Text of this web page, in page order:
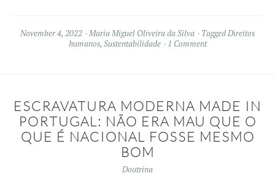
November 4, 2022 Maria Miguel Oliveira da Silva TaggedDireitos
humanos, Sustentabilidade 1 Comment
ESCRAVATURA MODERNA MADE IN
PORTUGAL: NÃO ERA MAU QUE O
QUE É NACIONAL FOSSE MESMO
BOM
Doutrina